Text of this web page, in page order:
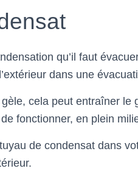
qu’il faut
dans une
cela peut entraîner le
fonctionner, en plein
de condensat dans